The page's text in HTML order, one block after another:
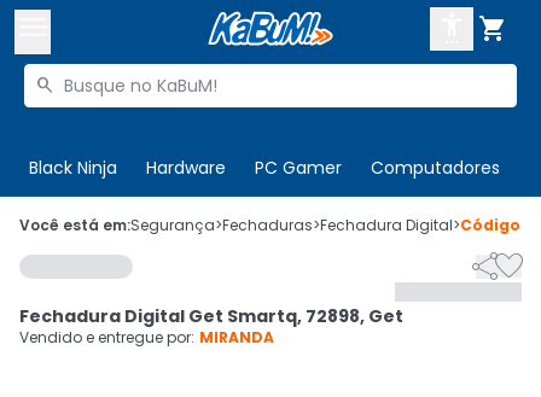

Buscar produtos

Black Ninja Hardware PC Gamer Computadores
 Olá. Acesse sua conta
 Departamentos
Cupons
CADASTRE-SE
Você está em:Segurança>Fechaduras>Fechadura Digital>Código

Fechadura Digital Get Smartq, 72898, Get
Vendido e entregue por: MIRANDA